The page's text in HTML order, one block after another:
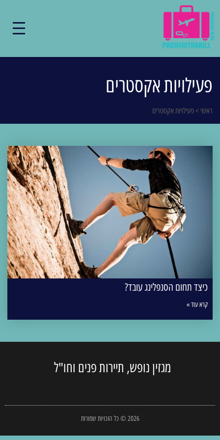
פעילויות אקסטרים
ראשי >פעילויות אקסטרים
כיצד תחום הסנפלינג עובד?
קרא עוד »
מגזין נופש, תיירות פנים וחו"ל
2026 © כל הזכויות שמורות